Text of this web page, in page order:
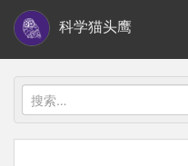
i
科学猫头鹰
搜
索：